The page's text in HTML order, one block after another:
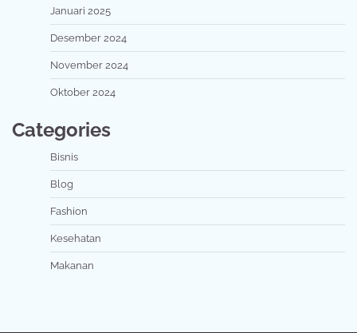
Januari 2025
Desember 2024
November 2024
Oktober 2024
Categories
Bisnis
Blog
Fashion
Kesehatan
Makanan